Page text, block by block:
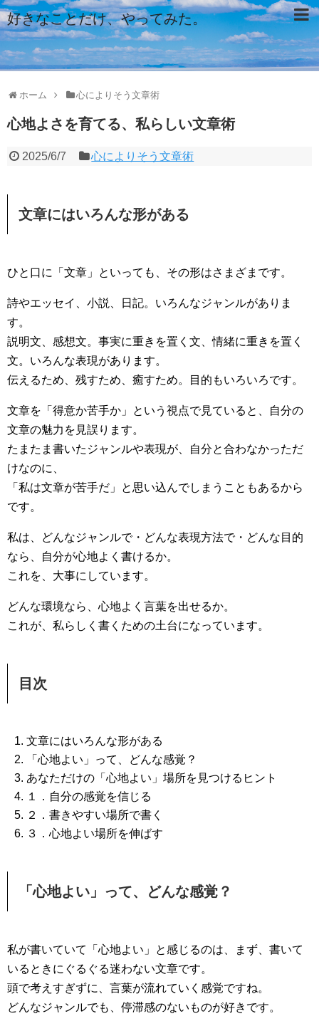
好きなことだけ、やってみた。
ホーム 心によりそう文章術
心地よさを育てる、私らしい文章術
2025/6/7 心によりそう文章術
文章にはいろんな形がある
ひと口に「文章」といっても、その形はさまざまです。
詩やエッセイ、小説、日記。いろんなジャンルがありま
す。
説明文、感想文。事実に重きを置く文、情緒に重きを置く
文。いろんな表現があります。
伝えるため、残すため、癒すため。目的もいろいろです。
文章を「得意か苦手か」という視点で見ていると、自分の
文章の魅力を見誤ります。
たまたま書いたジャンルや表現が、自分と合わなかっただ
けなのに、
「私は文章が苦手だ」と思い込んでしまうこともあるから
です。
私は、どんなジャンルで・どんな表現方法で・どんな目的
なら、自分が心地よく書けるか。
これを、大事にしています。
どんな環境なら、心地よく言葉を出せるか。
これが、私らしく書くための土台になっています。
目次
文章にはいろんな形がある
「心地よい」って、どんな感覚？
あなただけの「心地よい」場所を見つけるヒント
１．自分の感覚を信じる
２．書きやすい場所で書く
３．心地よい場所を伸ばす
「心地よい」って、どんな感覚？
私が書いていて「心地よい」と感じるのは、まず、書いて
いるときにぐるぐる迷わない文章です。
頭で考えすぎずに、言葉が流れていく感覚ですね。
どんなジャンルでも、停滞感のないものが好きです。